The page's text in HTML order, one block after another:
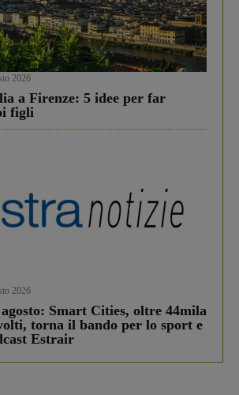
2026
a Firenze: 5 idee per far
figli
2026
Smart Cities, oltre 44mila
torna il bando per lo sport e
Estrair